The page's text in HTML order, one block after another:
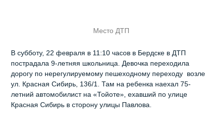
Место ДТП
В субботу, 22 февраля в 11:10 часов в Бердске в ДТП
пострадала 9-летняя школьница. Девочка переходила
дорогу по нерегулируемому пешеходному переходу возле
ул. Красная Сибирь, 136/1. Там на ребенка наехал 75-
летний автомобилист на «Тойоте», ехавший по улице
Красная Сибирь в сторону улицы Павлова.